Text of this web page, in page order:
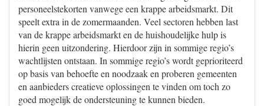
personeelstekorten vanwege een krappe arbeidsmarkt. Dit
speelt extra in de zomermaanden. Veel sectoren hebben last
van de krappe arbeidsmarkt en de huishoudelijke hulp is
hierin geen uitzondering. Hierdoor zijn in sommige regio’s
wachtlijsten ontstaan. In sommige regio’s wordt geprioriteerd
op basis van behoefte en noodzaak en proberen gemeenten
en aanbieders creatieve oplossingen te vinden om toch zo
goed mogelijk de ondersteuning te kunnen bieden.